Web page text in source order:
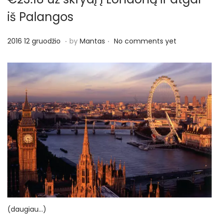
iš Palangos
P
t
e
d
o
n
2016 12 gruodžio 2
6
1
2
g
r
u
o
d
ž
. by Mantas . No comments yet
(daugiau…)